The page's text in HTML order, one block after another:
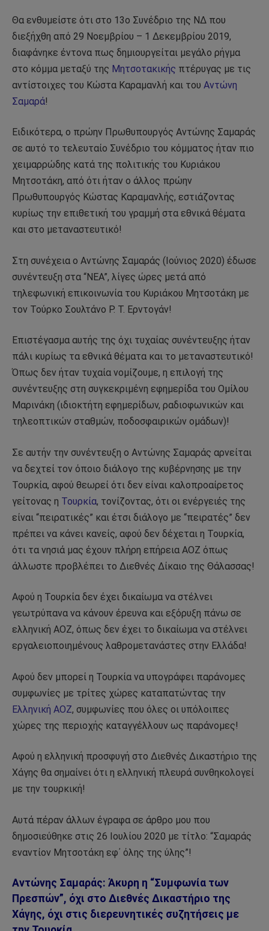
Θα ενθυμείστε ότι στο 13ο Συνέδριο της ΝΔ που
διεξήχθη από 29 Νοεμβρίου – 1 Δεκεμβρίου 2019,
διαφάνηκε έντονα πως δημιουργείται μεγάλο ρήγμα
στο κόμμα μεταξύ της Μητσοτακικής πτέρυγας με τις
αντίστοιχες του Κώστα Καραμανλή και του Αντώνη
Σαμαρά!
Ειδικότερα, ο πρώην Πρωθυπουργός Αντώνης Σαμαράς
σε αυτό το τελευταίο Συνέδριο του κόμματος ήταν πιο
χειμαρρώδης κατά της πολιτικής του Κυριάκου
Μητσοτάκη, από ότι ήταν ο άλλος πρώην
Πρωθυπουργός Κώστας Καραμανλής, εστιάζοντας
κυρίως την επιθετική του γραμμή στα εθνικά θέματα
και στο μεταναστευτικό!
Στη συνέχεια ο Αντώνης Σαμαράς (Ιούνιος 2020) έδωσε
συνέντευξη στα “ΝΕΑ”, λίγες ώρες μετά από
τηλεφωνική επικοινωνία του Κυριάκου Μητσοτάκη με
τον Τούρκο Σουλτάνο Ρ. Τ. Ερντογάν!
Επιστέγασμα αυτής της όχι τυχαίας συνέντευξης ήταν
πάλι κυρίως τα εθνικά θέματα και το μεταναστευτικό!
Όπως δεν ήταν τυχαία νομίζουμε, η επιλογή της
συνέντευξης στη συγκεκριμένη εφημερίδα του Ομίλου
Μαρινάκη (ιδιοκτήτη εφημερίδων, ραδιοφωνικών και
τηλεοπτικών σταθμών, ποδοσφαιρικών ομάδων)!
Σε αυτήν την συνέντευξη ο Αντώνης Σαμαράς αρνείται
να δεχτεί τον όποιο διάλογο της κυβέρνησης με την
Τουρκία, αφού θεωρεί ότι δεν είναι καλοπροαίρετος
γείτονας η Τουρκία, τονίζοντας, ότι οι ενέργειές της
είναι “πειρατικές” και έτσι διάλογο με “πειρατές” δεν
πρέπει να κάνει κανείς, αφού δεν δέχεται η Τουρκία,
ότι τα νησιά μας έχουν πλήρη επήρεια ΑΟΖ όπως
άλλωστε προβλέπει το Διεθνές Δίκαιο της Θάλασσας!
Αφού η Τουρκία δεν έχει δικαίωμα να στέλνει
γεωτρύπανα να κάνουν έρευνα και εξόρυξη πάνω σε
ελληνική ΑΟΖ, όπως δεν έχει το δικαίωμα να στέλνει
εργαλειοποιημένους λαθρομετανάστες στην Ελλάδα!
Αφού δεν μπορεί η Τουρκία να υπογράφει παράνομες
συμφωνίες με τρίτες χώρες καταπατώντας την
Ελληνική ΑΟΖ, συμφωνίες που όλες οι υπόλοιπες
χώρες της περιοχής καταγγέλλουν ως παράνομες!
Αφού η ελληνική προσφυγή στο Διεθνές Δικαστήριο της
Χάγης θα σημαίνει ότι η ελληνική πλευρά συνθηκολογεί
με την τουρκική!
Αυτά πέραν άλλων έγραφα σε άρθρο μου που
δημοσιεύθηκε στις 26 Ιουλίου 2020 με τίτλο: “Σαμαράς
εναντίον Μητσοτάκη εφ΄ όλης της ύλης”!
Αντώνης Σαμαράς: Άκυρη η “Συμφωνία των
Πρεσπών”, όχι στο Διεθνές Δικαστήριο της
Χάγης, όχι στις διερευνητικές συζητήσεις με